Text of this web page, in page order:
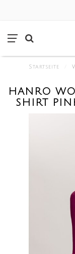
Startseite
HANRO
SHIRT